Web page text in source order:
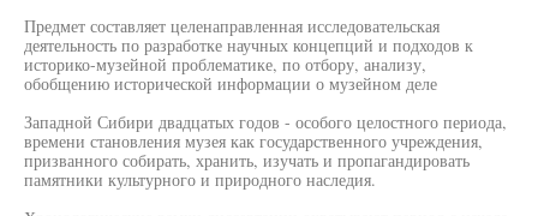
Предмет составляет целенаправленная исследовательская
деятельность по разработке научных концепций и подходов к
историко-музейной проблематике, по отбору, анализу,
обобщению исторической информации о музейном деле
Западной Сибири двадцатых годов - особого целостного периода,
времени становления музея как государственного учреждения,
призванного собирать, хранить, изучать и пропагандировать
памятники культурного и природного наследия.